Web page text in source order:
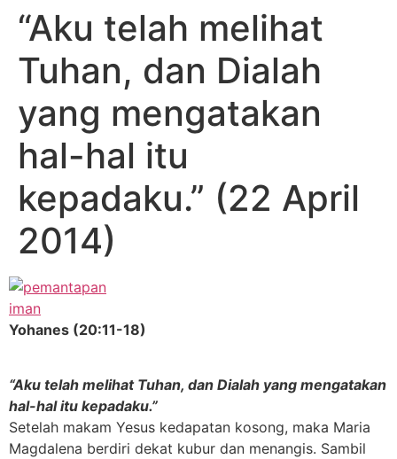
“Aku telah melihat
Tuhan, dan Dialah
yang mengatakan
hal-hal itu
kepadaku.” (22 April
2014)
Yohanes (20:11-18)
“Aku telah melihat Tuhan, dan Dialah yang mengatakan
hal-hal itu kepadaku.”
Setelah makam Yesus kedapatan kosong, maka Maria
Magdalena berdiri dekat kubur dan menangis. Sambil